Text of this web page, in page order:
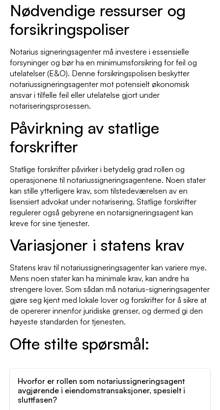
Nødvendige ressurser og
forsikringspoliser
Notarius signeringsagenter må investere i essensielle
forsyninger og bør ha en minimumsforsikring for feil og
utelatelser (E&O). Denne forsikringspolisen beskytter
notariussigneringsagenter mot potensielt økonomisk
ansvar i tilfelle feil eller utelatelse gjort under
notariseringsprosessen.
Påvirkning av statlige
forskrifter
Statlige forskrifter påvirker i betydelig grad rollen og
operasjonene til notariussigneringsagentene. Noen stater
kan stille ytterligere krav, som tilstedeværelsen av en
lisensiert advokat under notarisering. Statlige forskrifter
regulerer også gebyrene en notarsigneringsagent kan
kreve for sine tjenester.
Variasjoner i statens krav
Statens krav til notariussigneringsagenter kan variere mye.
Mens noen stater kan ha minimale krav, kan andre ha
strengere lover. Som sådan må notarius-signeringsagenter
gjøre seg kjent med lokale lover og forskrifter for å sikre at
de opererer innenfor juridiske grenser, og dermed gi den
høyeste standarden for tjenesten.
Ofte stilte spørsmål:
Hvorfor er rollen som notariussigneringsagent
avgjørende i eiendomstransaksjoner, spesielt i
sluttfasen?